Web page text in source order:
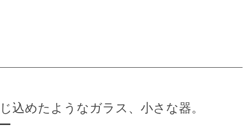
込めたようなガラス、小さな器。